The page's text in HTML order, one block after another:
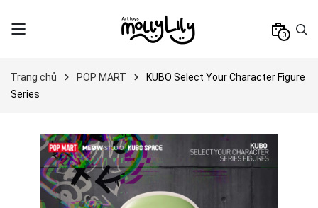
0
Trang chủ POP MART
KUBO Select Your Character Figure
Series